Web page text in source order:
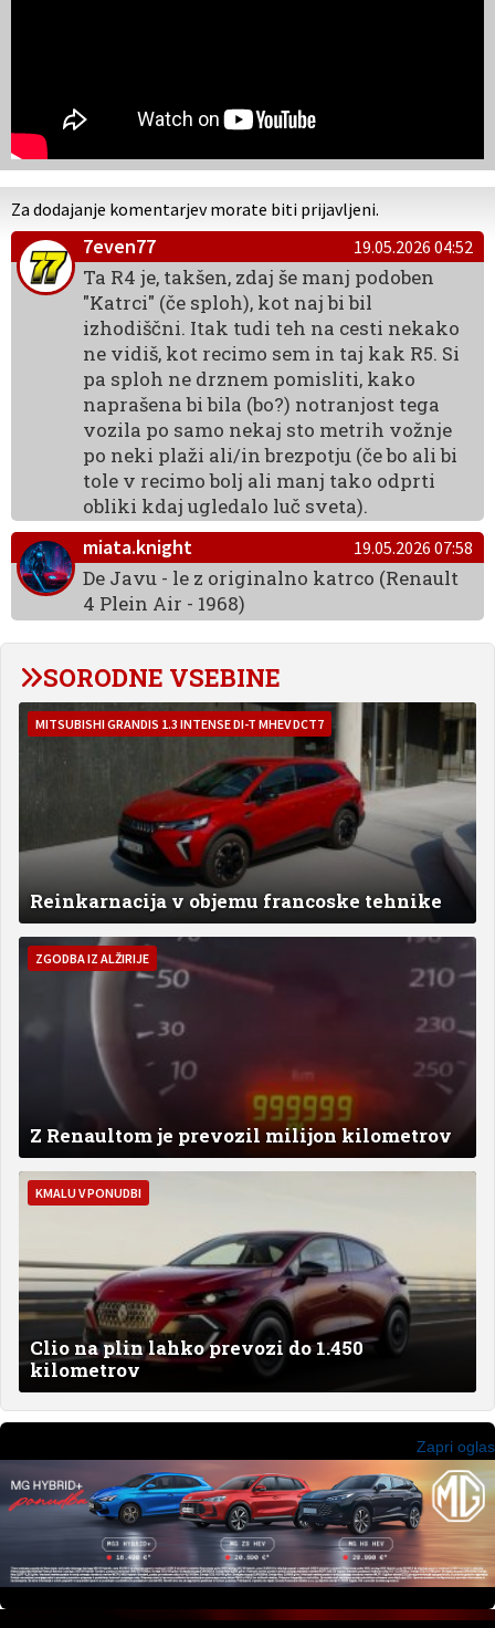
Za dodajanje komentarjev morate biti prijavljeni.
7even77 19.05.2026 04:52
Ta R4 je, takšen, zdaj še manj podoben
"Katrci" (če sploh), kot naj bi bil
izhodiščni. Itak tudi teh na cesti nekako
ne vidiš, kot recimo sem in taj kak R5. Si
pa sploh ne drznem pomisliti, kako
naprašena bi bila (bo?) notranjost tega
vozila po samo nekaj sto metrih vožnje
po neki plaži ali/in brezpotju (če bo ali bi
tole v recimo bolj ali manj tako odprti
obliki kdaj ugledalo luč sveta).
miata.knight
19.05.2026 07:58
De Javu - le z originalno katrco (Renault
4 Plein Air - 1968)
SORODNE VSEBINE
MITSUBISHI GRANDIS 1.3 INTENSE DI-T MHEV DCT7
Reinkarnacija v objemu francoske tehnike
ZGODBA IZ ALŽIRIJE
Z Renaultom je prevozil milijon kilometrov
KMALU V PONUDBI
Clio na plin lahko prevozi do 1.450
kilometrov
Zapri oglas